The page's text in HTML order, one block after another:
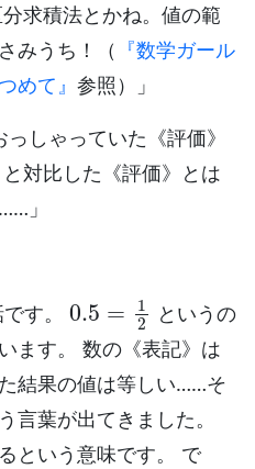
求積法とかね。値の範
みうち！（ 『数学ガール
めて』 参照）」
しゃっていた《評価》
対比した《評価》とは
」
です。
0.5 2
というの
ます。 数の《表記》は
結果の値は等しい……そ
言葉が出てきました。
という意味です。 で